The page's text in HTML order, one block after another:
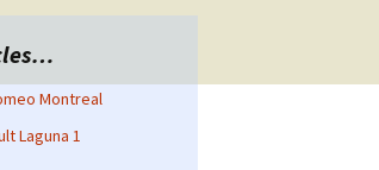
Montreal
Laguna 1